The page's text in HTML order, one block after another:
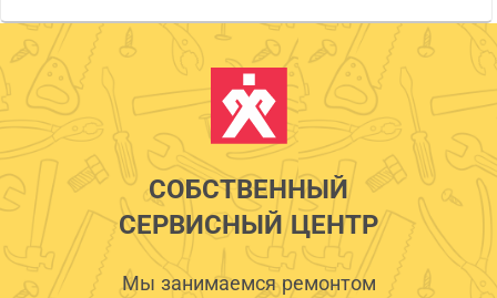
СОБСТВЕННЫЙ
СЕРВИСНЫЙ ЦЕНТР
Мы занимаемся ремонтом